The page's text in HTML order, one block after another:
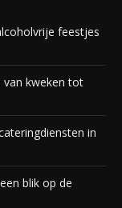
feestjes
van kweken tot
in
blik op de